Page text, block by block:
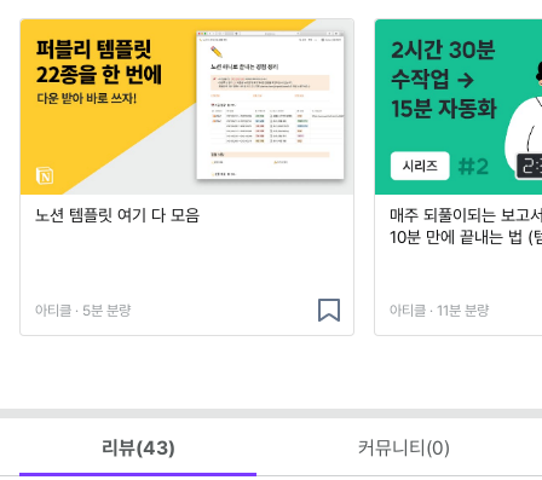
노션 템플릿 여기 다 모음
아티클 · 5분 분량
매주 되풀이되는 보고
10분 만에 끝내는 법 (
아티클 · 11분 분량
리뷰(43) 커뮤니티(0)